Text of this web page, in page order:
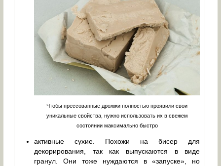
Чтобы прессованные дрожжи полностью проявили свои
уникальные свойства, нужно использовать их в свежем
состоянии максимально быстро
активные сухие. Похожи на бисер для
декорирования, так как выпускаются в виде
гранул. Они тоже нуждаются в «запуске», но